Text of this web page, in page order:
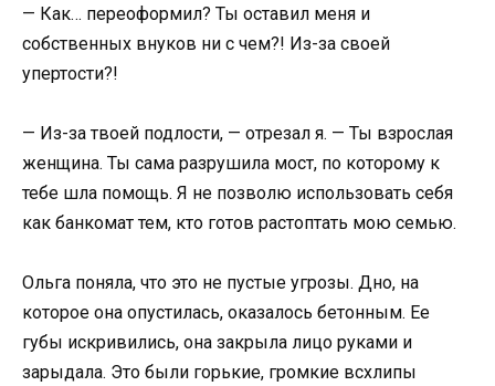
— Как… переоформил? Ты оставил меня и
собственных внуков ни с чем?! Из-за своей
упертости?!
— Из-за твоей подлости, — отрезал я. — Ты взрослая
женщина. Ты сама разрушила мост, по которому к
тебе шла помощь. Я не позволю использовать себя
как банкомат тем, кто готов растоптать мою семью.
Ольга поняла, что это не пустые угрозы. Дно, на
которое она опустилась, оказалось бетонным. Ее
губы искривились, она закрыла лицо руками и
зарыдала. Это были горькие, громкие всхлипы